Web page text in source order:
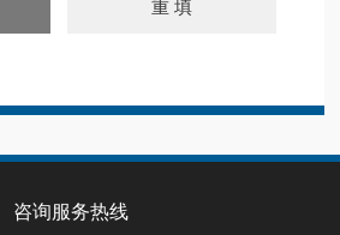
咨询服务热线